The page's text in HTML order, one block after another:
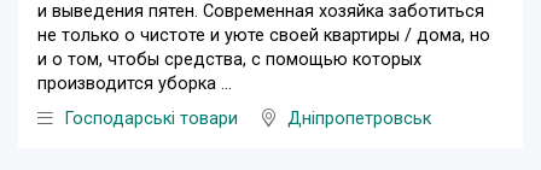
и выведения пятен. Современная хозяйка заботиться
не только о чистоте и уюте своей квартиры / дома, но
и о том, чтобы средства, с помощью которых
производится уборка ...
Господарські товари
Дніпропетровськ